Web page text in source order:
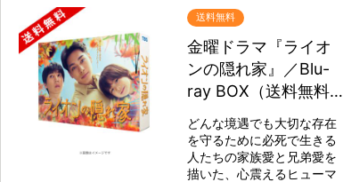
送料無料
金曜ドラマ『ライオ
ンの隠れ家』／Blu-
ray BOX（送料無料・
4枚組）
どんな境遇でも大切な存在
を守るために必死で生きる
人たちの家族愛と兄弟愛を
描いた、心震えるヒューマ